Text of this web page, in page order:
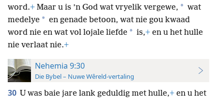
word.+ Maar u is ’n God wat vryelik vergewe, * wat
medelye * en genade betoon, wat nie gou kwaad
word nie en wat vol lojale liefde * is,+ en u het hulle
nie verlaat nie.+
Nehemia 9:30
Die Bybel – Nuwe Wêreld-vertaling
30 U was baie jare lank geduldig met hulle,+ en u het